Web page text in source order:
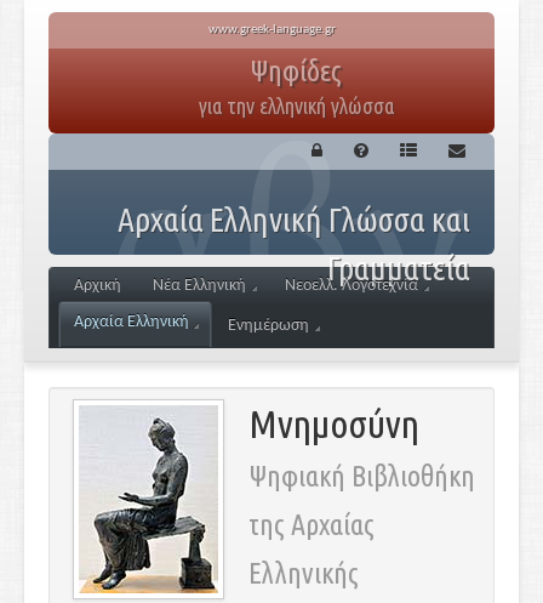
www.greek-language.gr
Ψηφίδες
για την ελληνική γλώσσα
Αρχαία Ελληνική Γλώσσα και
Γραμματεία
Αρχική Νέα Ελληνική
Νεοελλ. Λογοτεχνία
Αρχαία Ελληνική
Ενημέρωση
Μνημοσύνη
Ψηφιακή Βιβλιοθήκη
της Αρχαίας
Ελληνικής